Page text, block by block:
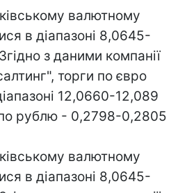
валютному
в діапазоні 8,0645-
з даними компанії
торги по євро
12,0660-12,089
рублю - 0,2798-0,2805
валютному
в діапазоні 8,0645-